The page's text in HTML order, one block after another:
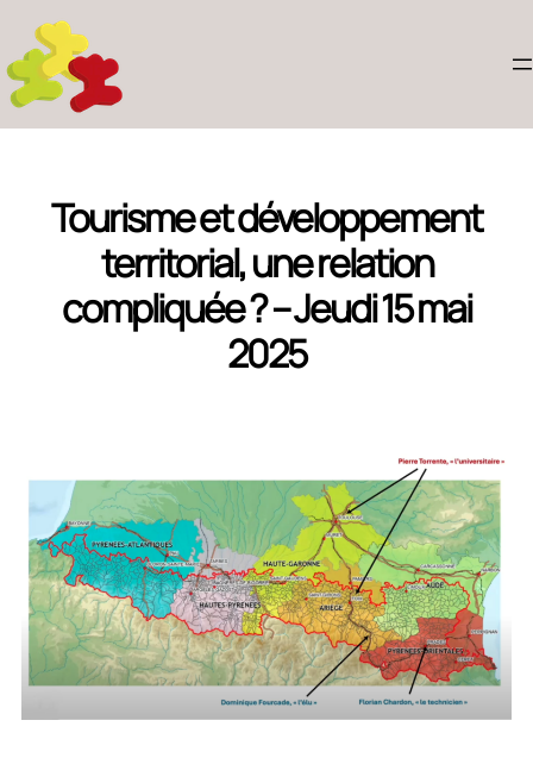
Tourisme et développement
territorial, une relation
compliquée ? – Jeudi 15 mai
2025